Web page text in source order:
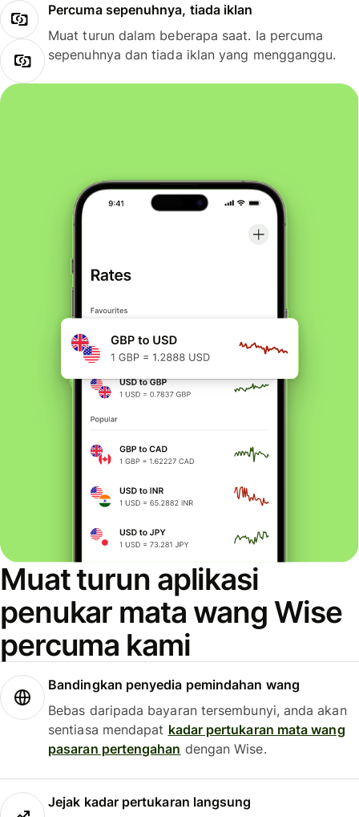
Percuma sepenuhnya, tiada iklan
Muat turun dalam beberapa saat. Ia percuma
sepenuhnya dan tiada iklan yang mengganggu.
Muat turun aplikasi
penukar mata wang Wise
percuma kami
Bandingkan penyedia pemindahan wang
Bebas daripada bayaran tersembunyi, anda akan
sentiasa mendapat kadar pertukaran mata wang
pasaran pertengahan dengan Wise.
Jejak kadar pertukaran langsung